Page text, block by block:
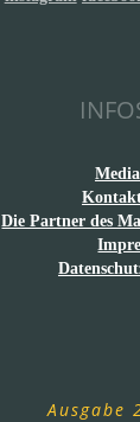
Die Partner des
Ausgabe